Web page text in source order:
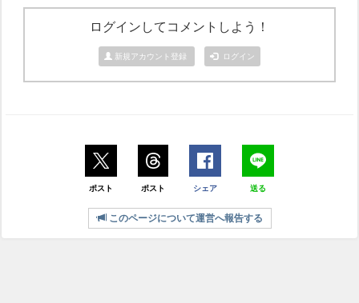
ログインしてコメントしよう！
新規アカウント登録 ログイン
ポスト ポスト シェア 送る
このページについて運営へ報告する